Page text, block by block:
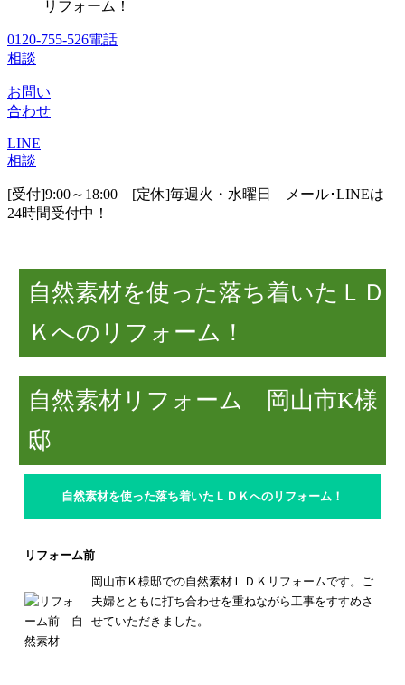
リフォーム！
0120-755-526電話
相談
お問い
合わせ
LINE
相談
[受付]9:00～18:00 [定休]毎週火・水曜日
メール･LINEは
24時間受付中！
自然素材を使った落ち着いたＬＤ
Ｋへのリフォーム！
自然素材リフォーム 岡山市K様
邸
自然素材を使った落ち着いたＬＤＫへのリフォーム！
リフォーム前
岡山市Ｋ様邸での自然素材ＬＤＫリフォームです。 ご
夫婦とともに打ち合わせを重ねながら工事をすすめさ
せていただきました。